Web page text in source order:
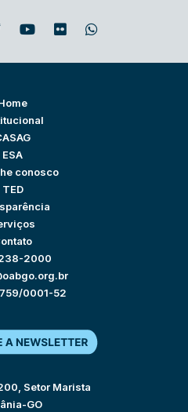
ESA
conosco
TED
2000
0001-52
Setor Marista
GO